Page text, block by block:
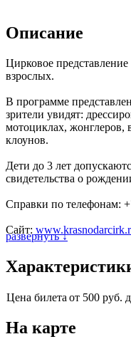
Описание
Цирковое
взрослых.
В программе
зрители увидят:
мотоциклах, жонглеров,
клоунов.
Дети до 3 лет
свидетельства о
Справки по телефонам:
Сайт:
развернуть ↓
Цена билета от 500 руб.
На карте